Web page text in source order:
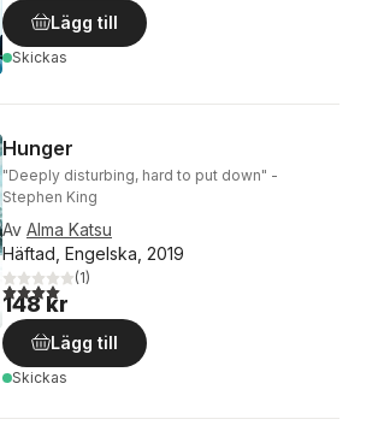
Lägg till
Skickas
Hunger
"Deeply disturbing, hard to put down" -
Stephen King
Av Alma Katsu
Häftad, Engelska, 2019
4,0utav 5 stjärnor. Totalt antal röster:
(1)
148 kr
Lägg till
Skickas